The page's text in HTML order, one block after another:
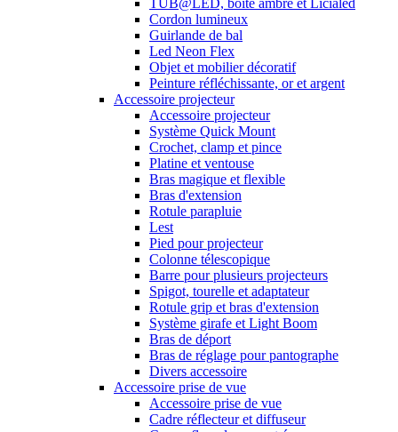
TUB@LED, boîte ambre et Licialed
Cordon lumineux
Guirlande de bal
Led Neon Flex
Objet et mobilier décoratif
Peinture réfléchissante, or et argent
Accessoire projecteur
Accessoire projecteur
Système Quick Mount
Crochet, clamp et pince
Platine et ventouse
Bras magique et flexible
Bras d'extension
Rotule parapluie
Lest
Pied pour projecteur
Colonne télescopique
Barre pour plusieurs projecteurs
Spigot, tourelle et adaptateur
Rotule grip et bras d'extension
Système girafe et Light Boom
Bras de déport
Bras de réglage pour pantographe
Divers accessoire
Accessoire prise de vue
Accessoire prise de vue
Cadre réflecteur et diffuseur